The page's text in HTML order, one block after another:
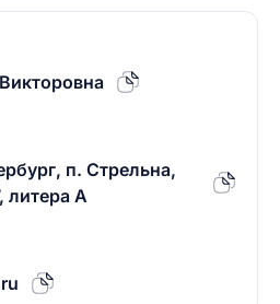
п. Стрельна,
литера А